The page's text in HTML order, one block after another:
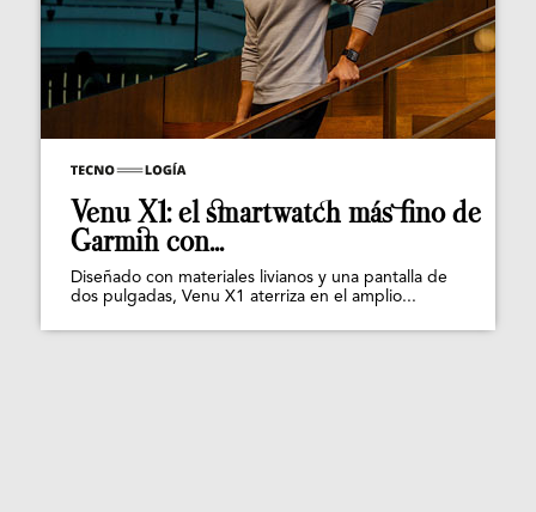
Venu X1: el smartwatch más fino de
Garmin con...
Diseñado con materiales livianos y una pantalla de
dos pulgadas, Venu X1 aterriza en el amplio...